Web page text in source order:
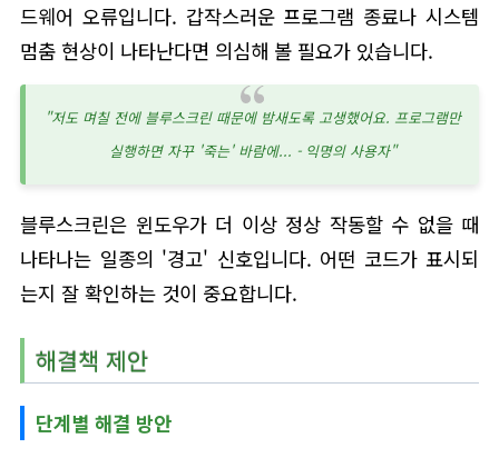
드웨어 오류입니다. 갑작스러운 프로그램 종료나 시스템
멈춤 현상이 나타난다면 의심해 볼 필요가 있습니다.
"저도 며칠 전에 블루스크린 때문에 밤새도록 고생했어요. 프로그램만
실행하면 자꾸 '죽는' 바람에... - 익명의 사용자"
블루스크린은 윈도우가 더 이상 정상 작동할 수 없을 때
나타나는 일종의 '경고' 신호입니다. 어떤 코드가 표시되
는지 잘 확인하는 것이 중요합니다.
해결책 제안
단계별 해결 방안